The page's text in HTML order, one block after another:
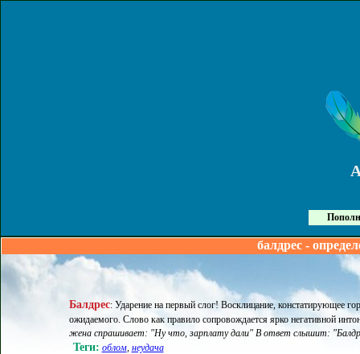
балдрес -
Балдрес: Ударение на первый слог! Восклицание, констатирующее
ожидаемого. Слово как правило сопровождается ярко негативной
жена спрашивает: "Ну что, зарплату дали" В ответ слышит:
Теги: облом, неудача